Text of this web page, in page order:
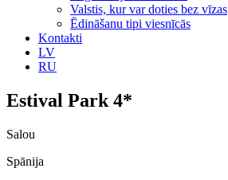
Valstis, kur var doties bez vīzas
Ēdināšanu tipi viesnīcās
Kontakti
LV
RU
Estival Park 4*
Salou
Spānija